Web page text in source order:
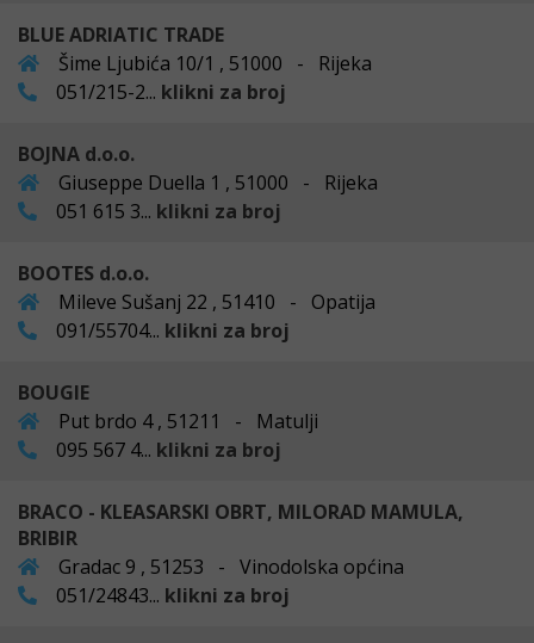
BLUE ADRIATIC TRADE
Šime Ljubića 10/1 , 51000 - Rijeka
051/215-2... klikni za broj
BOJNA d.o.o.
Giuseppe Duella 1 , 51000 - Rijeka
051 615 3... klikni za broj
BOOTES d.o.o.
Mileve Sušanj 22 , 51410 - Opatija
091/55704... klikni za broj
BOUGIE
Put brdo 4 , 51211 - Matulji
095 567 4... klikni za broj
BRACO - KLEASARSKI OBRT, MILORAD MAMULA,
BRIBIR
Gradac 9 , 51253 - Vinodolska općina
051/24843... klikni za broj